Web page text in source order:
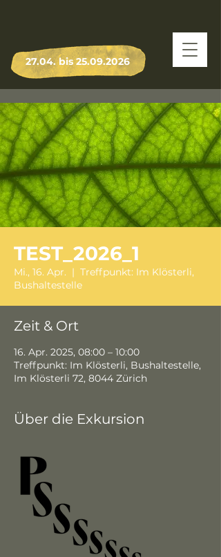
27.04. bis 25.09.2026
TEST_2026_1
Mi., 16. Apr.
  |
Treffpunkt: Im Klösterli,
Bushaltestelle
Zeit & Ort
16. Apr. 2025, 08:00 – 10:00
Treffpunkt: Im Klösterli, Bushaltestelle,
Im Klösterli 72, 8044 Zürich
Über die Exkursion